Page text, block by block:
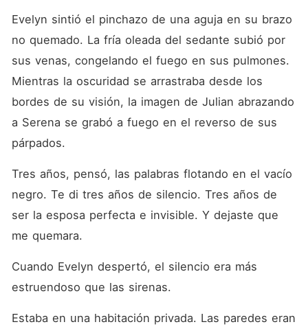
Evelyn sintió el pinchazo de una aguja en su brazo
no quemado. La fría oleada del sedante subió por
sus venas, congelando el fuego en sus pulmones.
Mientras la oscuridad se arrastraba desde los
bordes de su visión, la imagen de Julian abrazando
a Serena se grabó a fuego en el reverso de sus
párpados.
Tres años, pensó, las palabras flotando en el vacío
negro. Te di tres años de silencio. Tres años de
ser la esposa perfecta e invisible. Y dejaste que
me quemara.
Cuando Evelyn despertó, el silencio era más
estruendoso que las sirenas.
Estaba en una habitación privada. Las paredes eran